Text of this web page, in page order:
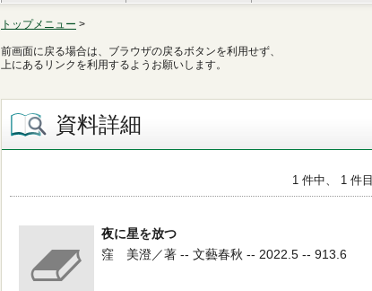
トップメニュー >
前画面に戻る場合は、ブラウザの戻るボタンを利用せず、
上にあるリンクを利用するようお願いします。
資料詳細
1 件中、 1 件目
夜に星を放つ
窪 美澄／著 -- 文藝春秋 -- 2022.5 -- 913.6